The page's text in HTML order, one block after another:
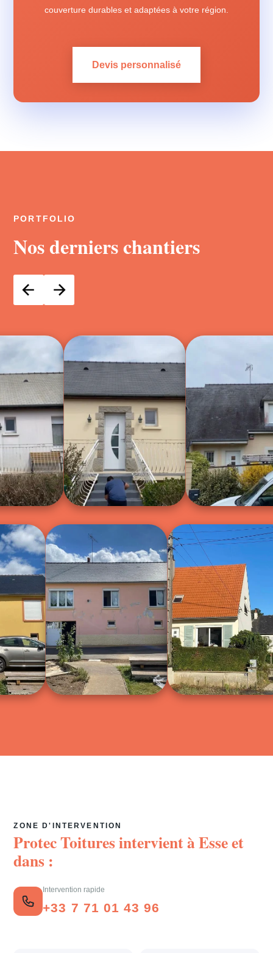
couverture durables et adaptées à votre région.
Devis personnalisé
PORTFOLIO
Nos derniers chantiers
ZONE D'INTERVENTION
Protec Toitures intervient àEsseet
dans :
Intervention rapide
+33 7 71 01 43 96